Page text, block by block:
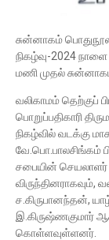
சுன்னாகம்
நிகழ்வு-2024
மணி முதல்
வலிகாமம் தெற்குப்
பொறுப்பதிகாரி
நிகழ்வில் வடக்கு
வே.பொ.பாலசிங்கம்
சபையின் செயலாளர்
விருந்தினராகவும்,
ச.கிருபானந்தன்,
இ.கிருஷ்ணகுமார்
கொள்ளவுள்ளனர்.